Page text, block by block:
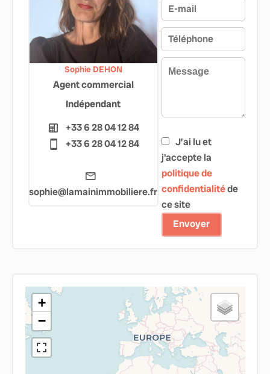
Sophie DEHON
Agent commercial
Indépendant
+33 6 28 04 12 84
+33 6 28 04 12 84
sophie@lamainimmobiliere.fr
J’ai lu et
j'accepte la
politique de
confidentialitéde
ce site
Envoyer
+
−